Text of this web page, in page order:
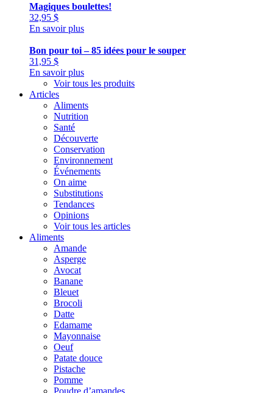
Magiques boulettes!
32,95 $
En savoir plus
Bon pour toi – 85 idées pour le souper
31,95 $
En savoir plus
Voir tous les produits
Articles
Aliments
Nutrition
Santé
Découverte
Conservation
Environnement
Événements
On aime
Substitutions
Tendances
Opinions
Voir tous les articles
Aliments
Amande
Asperge
Avocat
Banane
Bleuet
Brocoli
Datte
Edamame
Mayonnaise
Oeuf
Patate douce
Pistache
Pomme
Poudre d’amandes